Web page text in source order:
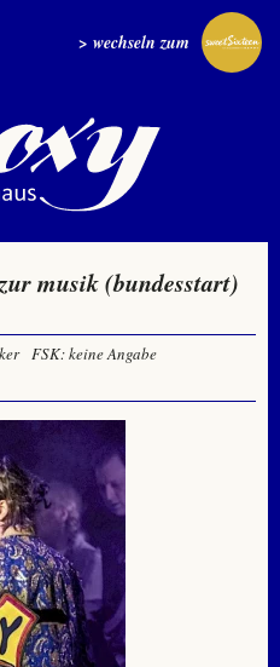
> wechseln zum
musik (bundesstart)
FSK: keine Angabe